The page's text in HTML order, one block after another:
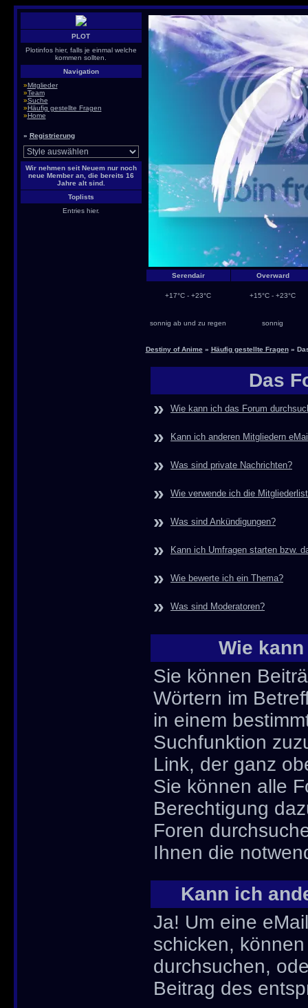
PLOT
Plotinfos hier, falls je einmal welche
kommen sollten.
Navigation
»Mitglieder
»Team
»Suche
»Häufig gestellte Fragen
»Home
» Registrierung
Wir nehmen seit Neuem nur noch
neue Member an, die bereits 16
Jahre alt sind.
Toplists
Entries hier.
Serendair Overward
+17°C - +23°C +15°C - +23°C
sonnig ab und zu regen sonnig
Destiny of Anime» Häufig gestellte Fragen»
Das
»
Wie kann ich das Forum
» Kann ich anderen Mitgliedern
» Was sind private Nachrichten?
» Wie verwende ich die
» Was sind Ankündigungen?
» Kann ich Umfragen starten bzw.
» Wie bewerte ich ein Thema?
» Was sind Moderatoren?
Wie
Sie können
Wörtern im
in einem
Suchfunktion
Link, der ganz
Sie können alle
Berechtigung
Foren
Ihnen die
Kann ich
Ja! Um eine
schicken,
durchsuchen,
Beitrag des